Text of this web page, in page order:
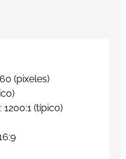
(pixeles)
(típico)